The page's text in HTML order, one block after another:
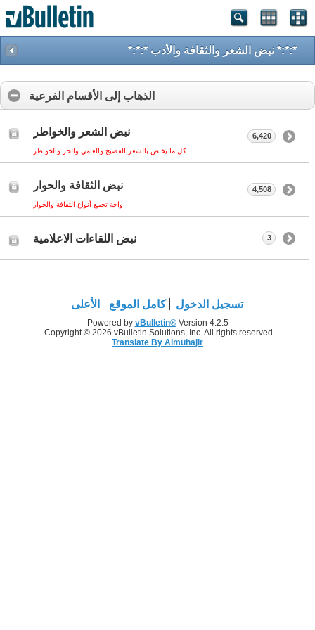
*:*:* نبض الشعر والثقافة والأدب *:*:*
الذهاب إلى الأقسام الفرعية
نبض الشعر والخواطر
كل ما يختص بالشعر الفصيح والعامي والحر والخواطر
6,420
نبض الثقافة والحوار
واحة تجمع أنواع الثقافة والحوار
4,508
نبض اللقاءات الاعلامية 3
تسجيل الدخول كامل الموقع الأعلى
Powered by vBulletin®Version 4.2.5
Copyright © 2026 vBulletin Solutions, Inc. All rights reserved.
Translate By Almuhajir